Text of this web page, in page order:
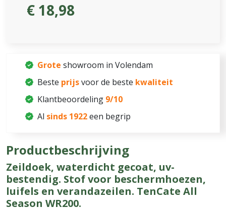
€ 18,98
Grote showroom in Volendam
Beste prijsvoor de beste kwaliteit
Klantbeoordeling 9/10
Al sinds 1922een begrip
Productbeschrijving
Zeildoek, waterdicht gecoat, uv-
bestendig. Stof voor beschermhoezen,
luifels en verandazeilen. TenCate All
Season WR200.